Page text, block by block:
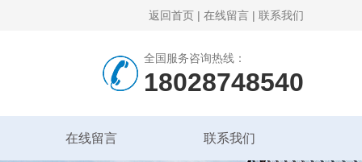
返回首页 | 在线留言 | 联系我们
全国服务咨询热线：
18028748540
在线留言 联系我们